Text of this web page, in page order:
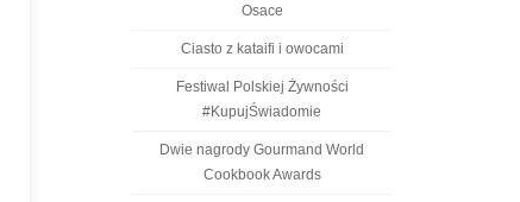
Osace
Ciasto z kataifi i owocami
Festiwal Polskiej Żywności
#KupujŚwiadomie
Dwie nagrody Gourmand World
Cookbook Awards